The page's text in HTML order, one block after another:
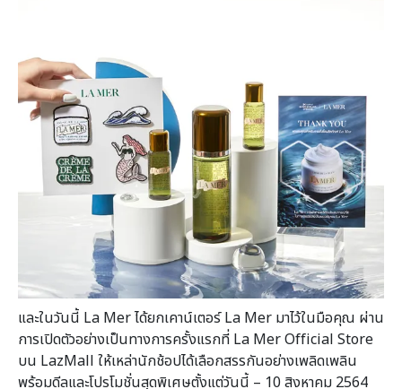
และในวันนี้ La Mer ได้ยกเคาน์เตอร์ La Mer มาไว้ในมือคุณ ผ่าน
การเปิดตัวอย่างเป็นทางการครั้งแรกที่ La Mer Official Store
บน LazMall ให้เหล่านักช้อปได้เลือกสรรกันอย่างเพลิดเพลิน
พร้อมดีลและโปรโมชั่นสุดพิเศษตั้งแต่วันนี้ – 10 สิงหาคม 2564